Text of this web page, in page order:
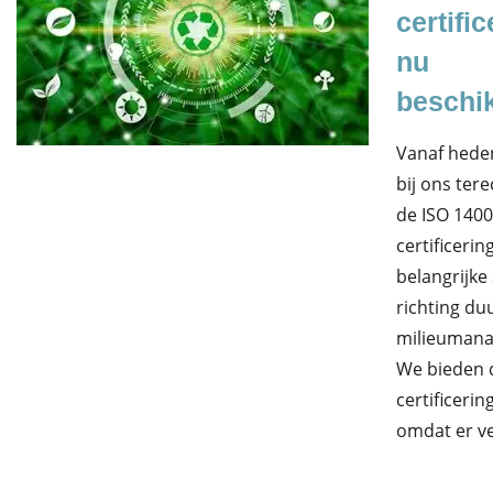
nu
Vanaf
bij ons
de ISO
belangrijke
richting
We bieden
omdat er